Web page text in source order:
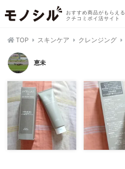
おすすめ商品がもらえる
クチコミポイ活サイト
TOP スキンケア クレンジング
恵未